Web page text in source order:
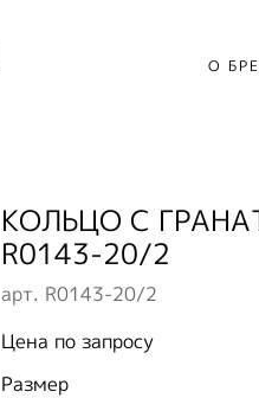
О
арт. R0143-20/2
КОЛЬЦО С
R0143-20/2
Цена по запросу
Размер